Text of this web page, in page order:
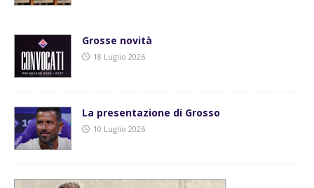
Grosse novità
18 Luglio 2026
La presentazione di Grosso
10 Luglio 2026